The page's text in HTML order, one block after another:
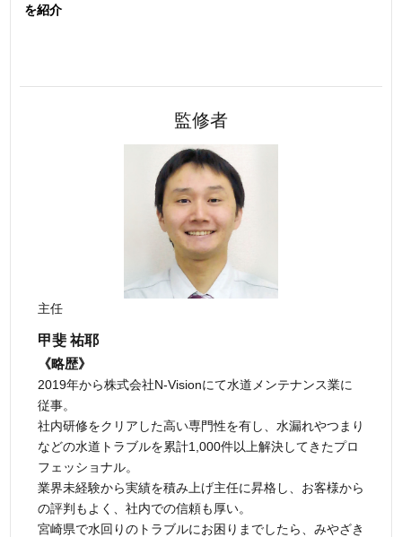
を紹介
監修者
主任
甲斐 祐耶
《略歴》
2019年から株式会社N-Visionにて水道メンテナンス業に
従事。
社内研修をクリアした高い専門性を有し、水漏れやつまり
などの水道トラブルを累計1,000件以上解決してきたプロ
フェッショナル。
業界未経験から実績を積み上げ主任に昇格し、お客様から
の評判もよく、社内での信頼も厚い。
宮崎県で水回りのトラブルにお困りまでしたら、みやざき